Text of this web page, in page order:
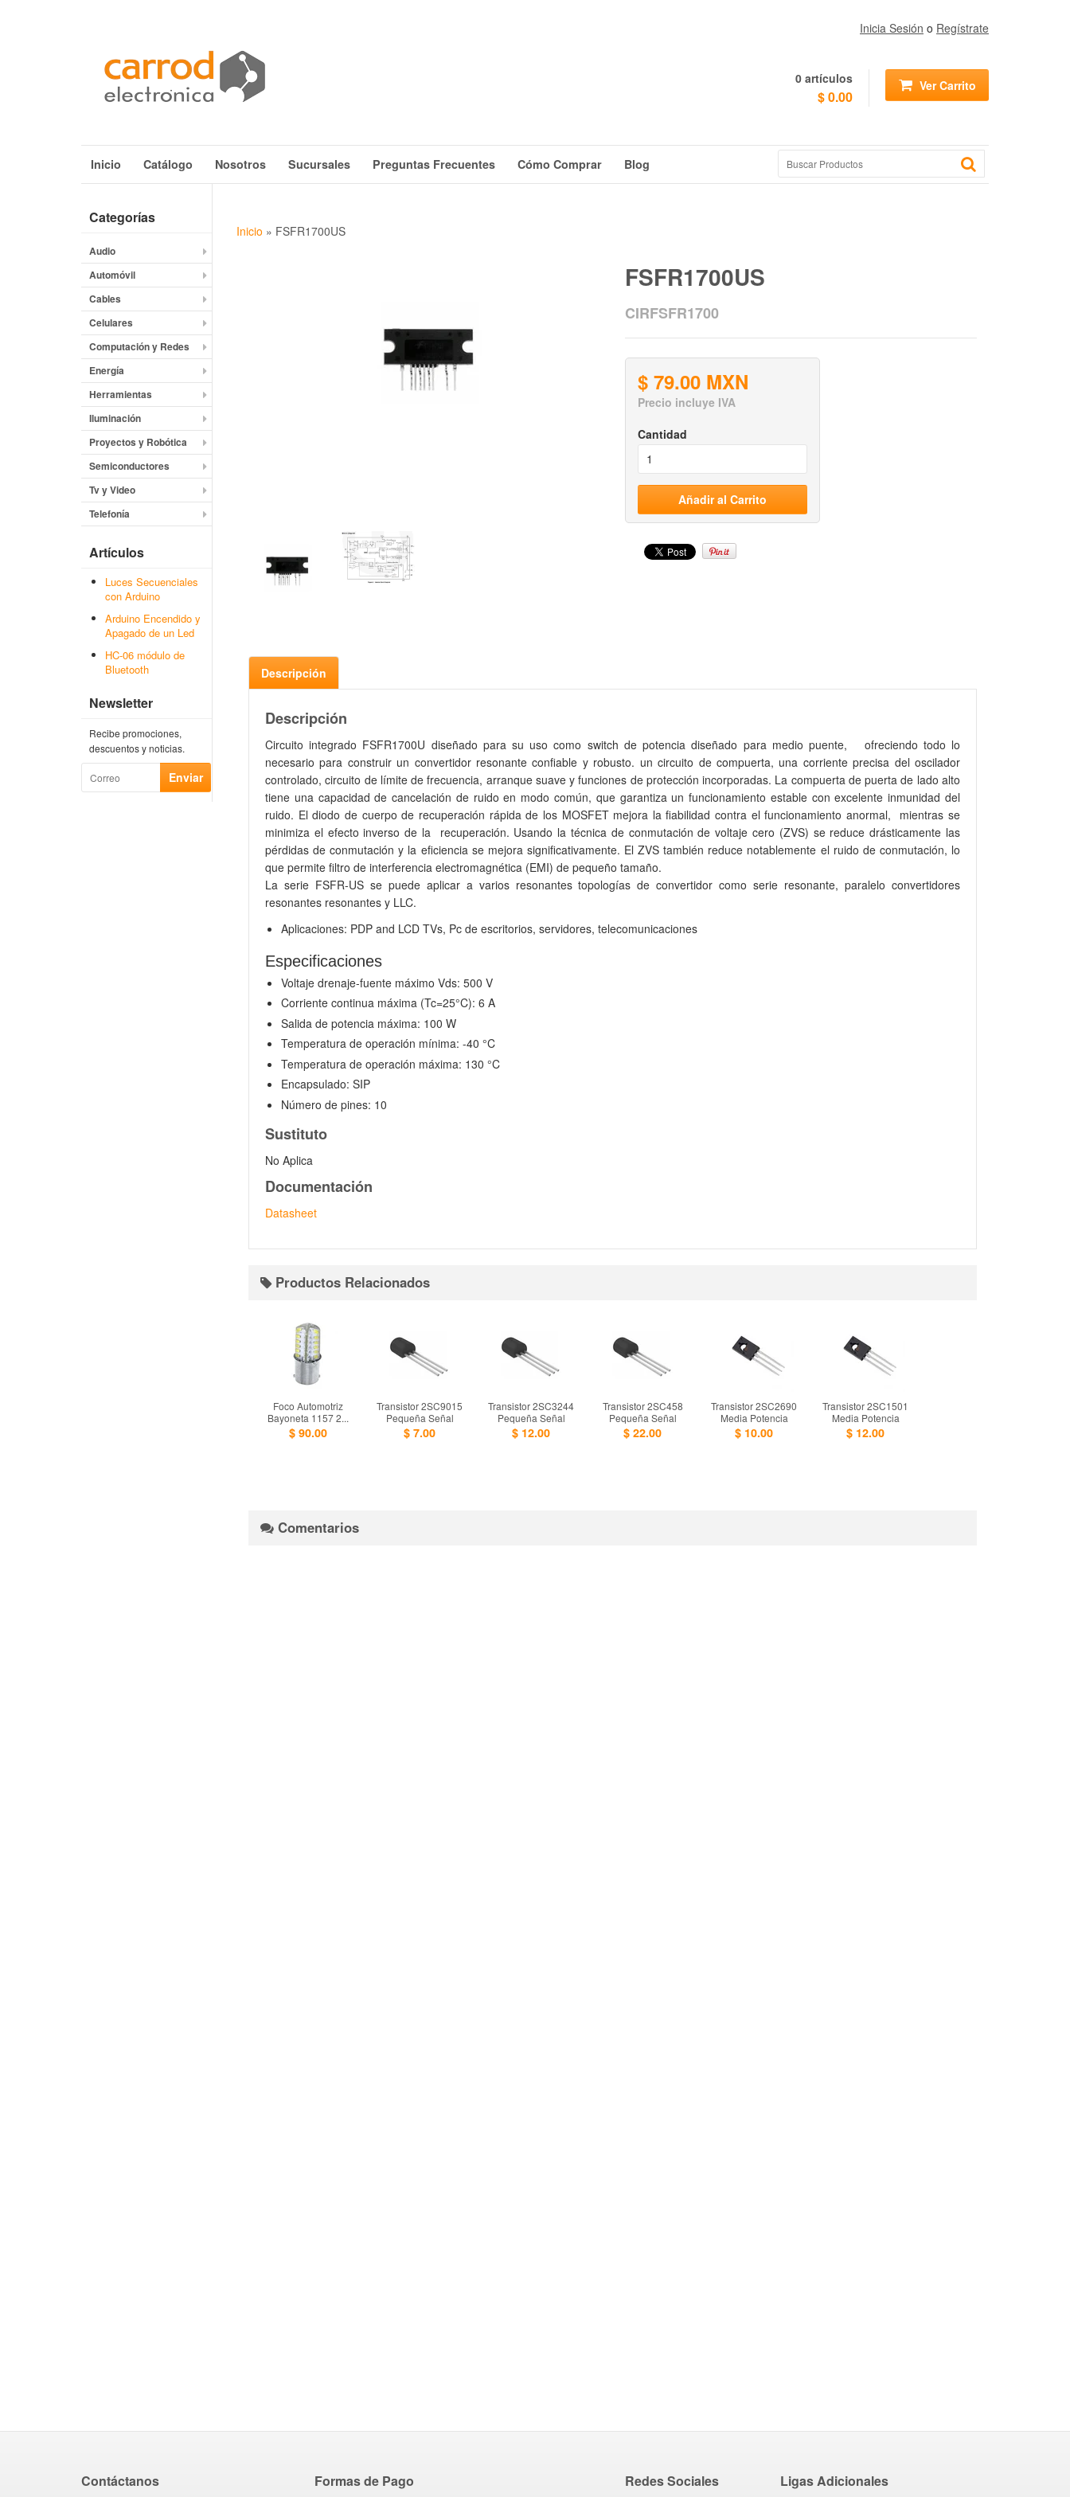
Inicia Sesión o Regístrate
0 artículos
$ 0.00
Ver Carrito
Inicio Catálogo Nosotros Sucursales Preguntas Frecuentes Cómo Comprar Blog
Categorías
Audio
Automóvil
Cables
Celulares
Computación y Redes
Energía
Herramientas
Iluminación
Proyectos y Robótica
Semiconductores
Tv y Video
Telefonía
Artículos
Luces Secuenciales
con Arduino
Arduino Encendido y
Apagado de un Led
HC-06 módulo de
Bluetooth
Newsletter
Recibe promociones,
descuentos y noticias.
Inicio » FSFR1700US
FSFR1700US
CIRFSFR1700
$ 79.00 MXN
Precio incluye IVA
Cantidad
Descripción
Descripción
Circuito integrado FSFR1700U diseñado para su uso como switch de potencia diseñado para medio puente, ofreciendo todo lo
necesario para construir un convertidor resonante confiable y robusto. un circuito de compuerta, una corriente precisa deloscilador
controlado, circuito de límite de frecuencia, arranque suave yfunciones de protección incorporadas. La compuerta de puerta de lado alto
tiene una capacidad de cancelación de ruido en modo común, que garantiza un funcionamiento estable con excelente inmunidad del
ruido. El diodo de cuerpo de recuperación rápida de los MOSFET mejora la fiabilidad contra el funcionamiento anormal, mientras se
minimiza el efecto inverso de la recuperación. Usando la técnica de conmutación de voltaje cero (ZVS) se reduce drásticamente las
pérdidas de conmutación y la eficiencia se mejora significativamente. El ZVS también reduce notablemente el ruido de conmutación, lo
que permite filtro de interferencia electromagnética (EMI) de pequeño tamaño.
La serie FSFR-US se puede aplicar a varios resonantestopologías de convertidor como serie resonante, paralelo convertidores
resonantes resonantes y LLC.
Aplicaciones: PDP and LCD TVs, Pc de escritorios, servidores, telecomunicaciones
Especificaciones
Voltaje drenaje-fuente máximo Vds: 500 V
Corriente continua máxima (Tc=25°C): 6 A
Salida de potencia máxima: 100 W
Temperatura de operación mínima: -40 °C
Temperatura de operación máxima: 130 °C
Encapsulado: SIP
Número de pines: 10
Sustituto
No Aplica
Documentación
Datasheet
Productos Relacionados
Foco Automotriz
Bayoneta 1157 2...
$ 90.00
Transistor 2SC9015
Pequeña Señal
$ 7.00
Transistor 2SC3244
Pequeña Señal
$ 12.00
Transistor 2SC458
Pequeña Señal
$ 22.00
Transistor 2SC2690
Media Potencia
$ 10.00
Transistor 2SC1501
Media Potencia
$ 12.00
Comentarios
Contáctanos Formas de Pago Redes Sociales Ligas Adicionales